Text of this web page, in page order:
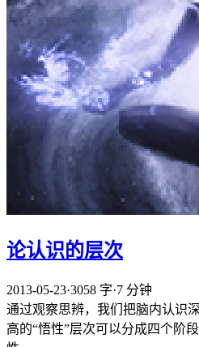
论认识的层次
2013-05-23·3058 字·7 分钟
通过观察思辨，我们把脑内认识
高的“悟性”层次可以分成四个阶